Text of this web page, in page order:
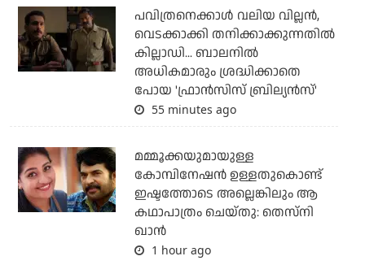
പവിത്രനെക്കാള്‍ വലിയ വില്ലന്‍,
വെടക്കാക്കി തനിക്കാക്കുന്നതില്‍
കില്ലാഡി... ബാലനില്‍
അധികമാരും ശ്രദ്ധിക്കാതെ
പോയ 'ഫ്രാന്‍സിസ് ബ്രില്യന്‍സ്'
55 minutes ago
മമ്മൂക്കയുമായുള്ള
കോമ്പിനേഷൻ ഉള്ളതുകൊണ്ട്
ഇഷ്ടത്തോടെ അല്ലെങ്കിലും ആ
കഥാപാത്രം ചെയ്തു: തെസ്നി
ഖാൻ
1 hour ago